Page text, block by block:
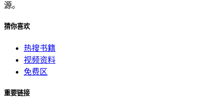
源。
猜你喜欢
热搜书籍
视频资料
免费区
重要链接